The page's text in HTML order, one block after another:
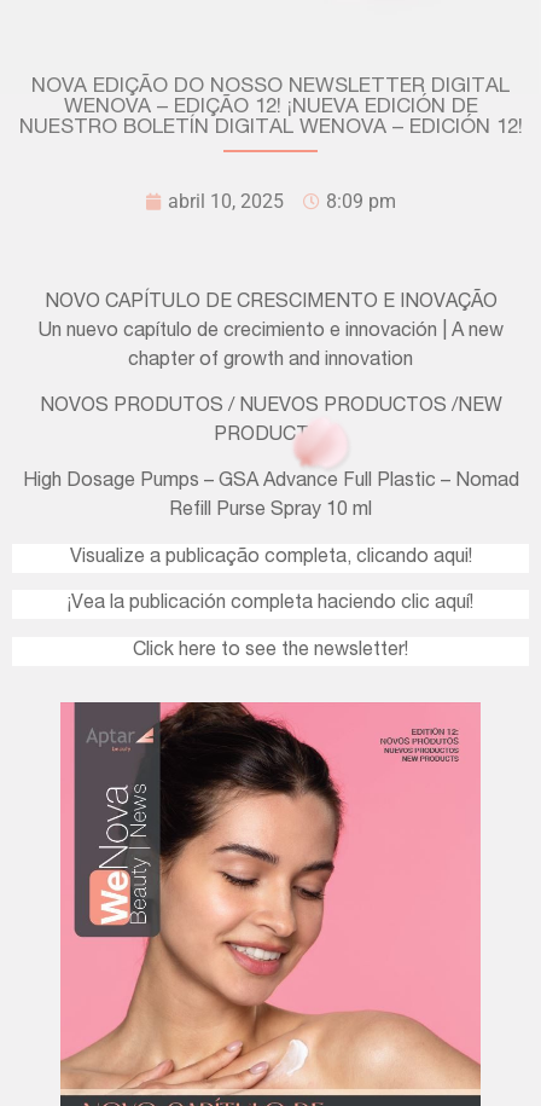
NOVA EDIÇÃO DO NOSSO NEWSLETTER DIGITAL
WENOVA – EDIÇÃO 12! ¡NUEVA EDICIÓN DE
NUESTRO BOLETÍN DIGITAL WENOVA – EDICIÓN 12!
abril 10, 2025 8:09 pm
NOVO CAPÍTULO DE CRESCIMENTO E INOVAÇÃO
Un nuevo capítulo de crecimiento e innovación | A new
chapter of growth and innovation
NOVOS PRODUTOS / NUEVOS PRODUCTOS /NEW
PRODUCTS:
High Dosage Pumps – GSA Advance Full Plastic – Nomad
Refill Purse Spray 10 ml
Visualize a publicação completa, clicando aqui!
¡Vea la publicación completa haciendo clic aquí!
Click here to see the newsletter!